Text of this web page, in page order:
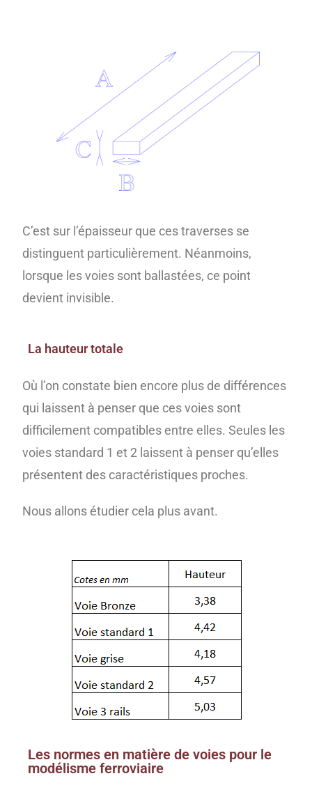
C’est sur l’épaisseur que ces traverses se
distinguent particulièrement. Néanmoins,
lorsque les voies sont ballastées, ce point
devient invisible.
La hauteur totale
Où l’on constate bien encore plus de différences
qui laissent à penser que ces voies sont
difficilement compatibles entre elles. Seules les
voies standard 1 et 2 laissent à penser qu’elles
présentent des caractéristiques proches.
Nous allons étudier cela plus avant.
Les normes en matière de voies pour le
modélisme ferroviaire